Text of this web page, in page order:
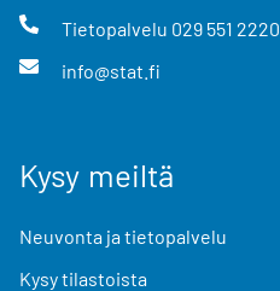
Tietopalvelu 029 551 2220
info@stat.fi
Kysy meiltä
Neuvonta ja tietopalvelu
Kysy tilastoista